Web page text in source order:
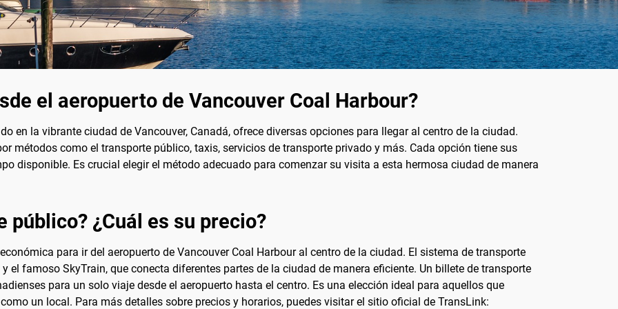
el aeropuerto de Vancouver Coal Harbour?
en la vibrante ciudad de Vancouver, Canadá, ofrece diversas opciones para llegar al centro de la ciudad.
métodos como el transporte público, taxis, servicios de transporte privado y más. Cada opción tiene sus
disponible. Es crucial elegir el método adecuado para comenzar su visita a esta hermosa ciudad de manera
público? ¿Cuál es su precio?
para ir del aeropuerto de Vancouver Coal Harbour al centro de la ciudad. El sistema de transporte
el famoso SkyTrain, que conecta diferentes partes de la ciudad de manera eficiente. Un billete de transporte
para un solo viaje desde el aeropuerto hasta el centro. Es una elección ideal para aquellos que
un local. Para más detalles sobre precios y horarios, puedes visitar el sitio oficial de TransLink: